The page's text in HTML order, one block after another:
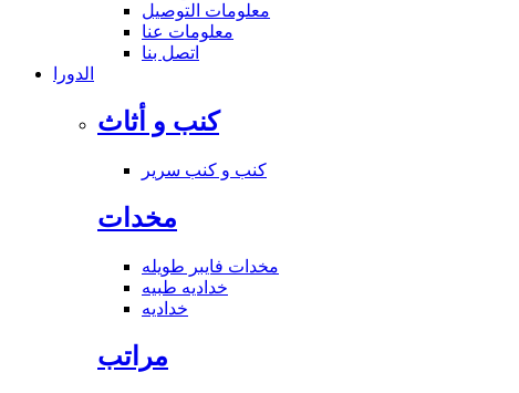
معلومات التوصيل
معلومات عنا
اتصل بنا
الدورا
كنب و أثاث
كنب و كنب سرير
مخدات
مخدات فايبر طويله
خداديه طبيه
خداديه
مراتب